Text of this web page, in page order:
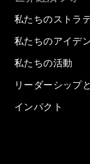
私たちのストラ
私たちのアイデ
私たちの活動
リーダーシップ
インパクト